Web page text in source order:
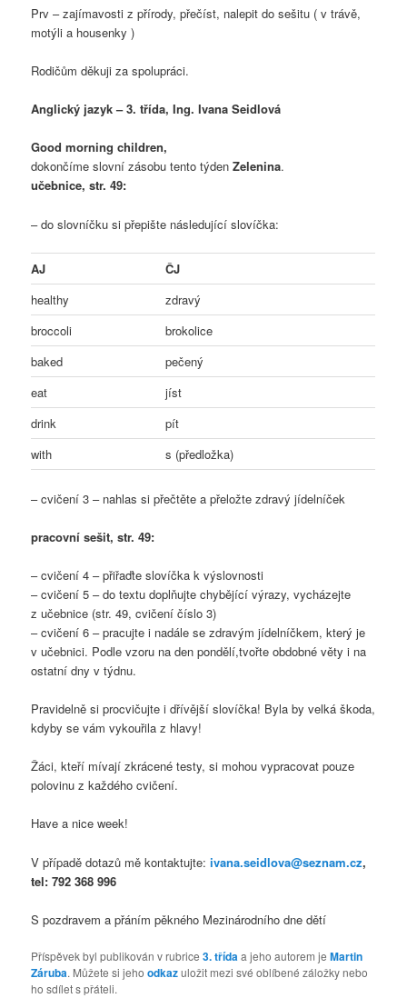
Prv – zajímavosti z přírody, přečíst, nalepit do sešitu ( v trávě,
motýli a housenky )
Rodičům děkuji za spolupráci.
Anglický jazyk – 3. třída, Ing. Ivana Seidlová
Good morning children,
dokončíme slovní zásobu tento týdenZelenina.
učebnice, str. 49:
– do slovníčku si přepište následující slovíčka:
AJ
ČJ
healthy
zdravý
broccoli
brokolice
baked
pečený
eat
jíst
drink
pít
with
s (předložka)
– cvičení 3 – nahlas si přečtěte a přeložte zdravý jídelníček
pracovní sešit, str. 49:
– cvičení 4 – přiřaďte slovíčka k výslovnosti
– cvičení 5 – do textu doplňujte chybějící výrazy, vycházejte
z učebnice (str. 49, cvičení číslo 3)
– cvičení 6 – pracujte i nadále se zdravým jídelníčkem, který je
v učebnici. Podle vzoru na den pondělí,tvořte obdobné věty i na
ostatní dny v týdnu.
Pravidelně si procvičujte i dřívější slovíčka! Byla by velká škoda,
kdyby se vám vykouřila z hlavy!
Žáci, kteří mívají zkrácené testy, si mohou vypracovat pouze
polovinu z každého cvičení.
Have a nice week!
V případě dotazů mě kontaktujte:ivana.seidlova@seznam.cz,
tel: 792 368 996
S pozdravem a přáním pěkného Mezinárodního dne dětí
Příspěvek byl publikován v rubrice3. třídaa jeho autorem jeMartin
Záruba. Můžete si jehoodkazuložit mezi své oblíbené záložky nebo
ho sdílet s přáteli.